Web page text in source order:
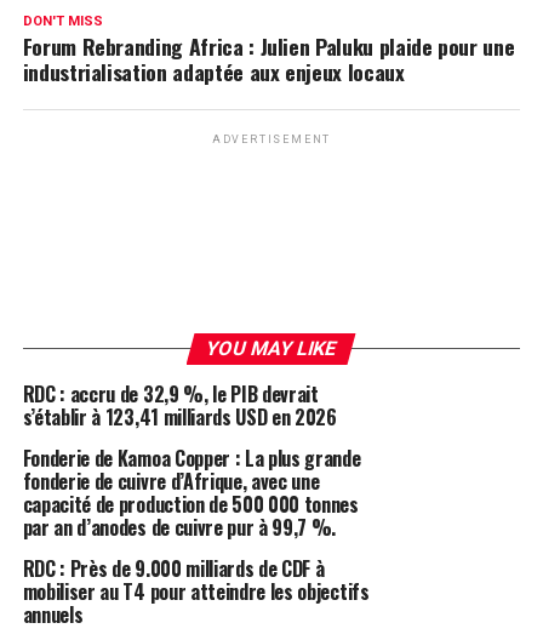
DON'T MISS
Forum Rebranding Africa : Julien Paluku plaide pour une
industrialisation adaptée aux enjeux locaux
ADVERTISEMENT
YOU MAY LIKE
RDC : accru de 32,9 %, le PIB devrait
s’établir à 123,41 milliards USD en 2026
Fonderie de Kamoa Copper : La plus grande
fonderie de cuivre d’Afrique, avec une
capacité de production de 500 000 tonnes
par an d’anodes de cuivre pur à 99,7 %.
RDC : Près de 9.000 milliards de CDF à
mobiliser au T4 pour atteindre les objectifs
annuels